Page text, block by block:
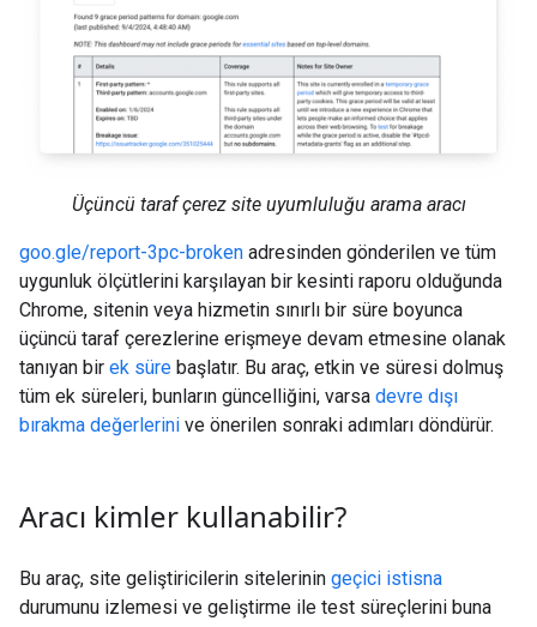
Üçüncü taraf çerez site uyumluluğu arama aracı
goo.gle/report-3pc-broken adresinden gönderilen ve tüm
uygunluk ölçütlerini karşılayan bir kesinti raporu olduğunda
Chrome, sitenin veya hizmetin sınırlı bir süre boyunca
üçüncü taraf çerezlerine erişmeye devam etmesine olanak
tanıyan bir ek süre başlatır. Bu araç, etkin ve süresi dolmuş
tüm ek süreleri, bunların güncelliğini, varsa devre dışı
bırakma değerlerini ve önerilen sonraki adımları döndürür.
Aracı kimler kullanabilir?
Bu araç, site geliştiricilerin sitelerinin geçici istisna
durumunu izlemesi ve geliştirme ile test süreçlerini buna